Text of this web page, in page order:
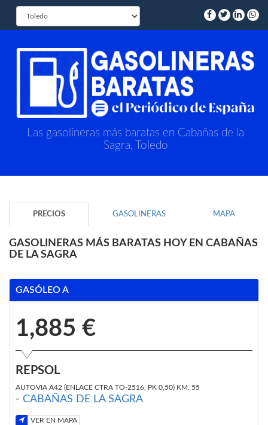
Las gasolineras más baratas en Cabañas de la
Sagra, Toledo
PRECIOS GASOLINERAS MAPA
GASOLINERAS MÁS BARATAS HOY EN CABAÑAS
DE LA SAGRA
GASÓLEO A
1,885 €
REPSOL
AUTOVIA A42 (ENLACE CTRA TO-2516, PK 0,50) KM. 55
- CABAÑAS DE LA SAGRA
VER EN MAPA